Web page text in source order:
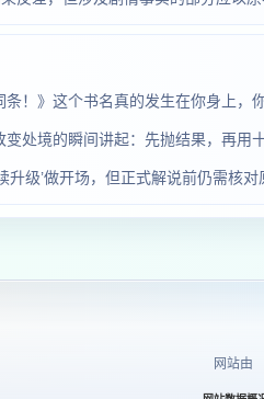
条！》这个书名真的发生在你身上，
处境的瞬间讲起：先抛结果，再用
升级’做开场，但正式解说前仍需核
网站由